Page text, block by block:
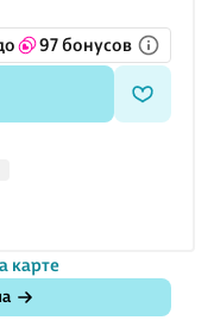
химии умениям и
их отработки на
на
на результат.
97 бонусов
карте